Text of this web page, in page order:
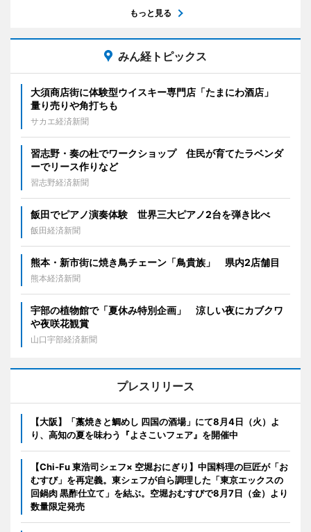
もっと見る
みん経トピックス
大須商店街に体験型ウイスキー専門店「たまにわ酒店」
量り売りや角打ちも
サカエ経済新聞
習志野・奏の杜でワークショップ 住民が育てたラベンダ
ーでリース作りなど
習志野経済新聞
飯田でピアノ演奏体験 世界三大ピアノ2台を弾き比べ
飯田経済新聞
熊本・新市街に焼き鳥チェーン「鳥貴族」 県内2店舗目
熊本経済新聞
宇部の植物館で「夏休み特別企画」 涼しい夜にカブクワ
や夜咲花観賞
山口宇部経済新聞
プレスリリース
【大阪】「藁焼きと鯛めし 四国の酒場」にて8月4日（火）よ
り、高知の夏を味わう『よさこいフェア』を開催中
【Chi-Fu 東浩司シェフ× 空堀おにぎり】中国料理の巨匠が「お
むすび」を再定義。東シェフが自ら調理した「東京エックスの
回鍋肉 黒酢仕立て」を結ぶ。空堀おむすびで8月7日（金）より
数量限定発売